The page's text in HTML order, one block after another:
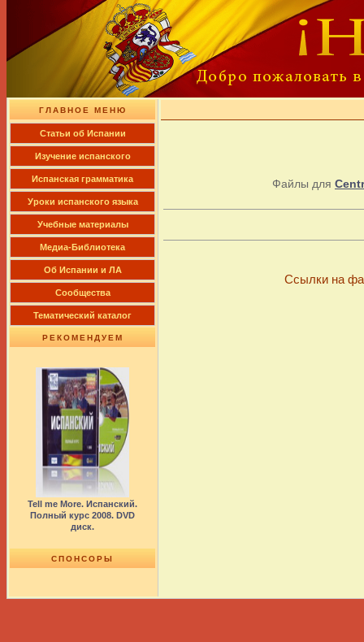
ГЛАВНОЕ МЕНЮ
Cтатьи об Испании
Изучение испанского
Испанская грамматика
Уроки испанского языка
Учебные материалы
Медиа-Библиотека
Об Испании и ЛА
Сообщества
Тематический каталог
РЕКОМЕНДУЕМ
Tell me More. Испанский.
Полный курс 2008. DVD
диск.
СПОНСОРЫ
Файлы для
Ссылки на